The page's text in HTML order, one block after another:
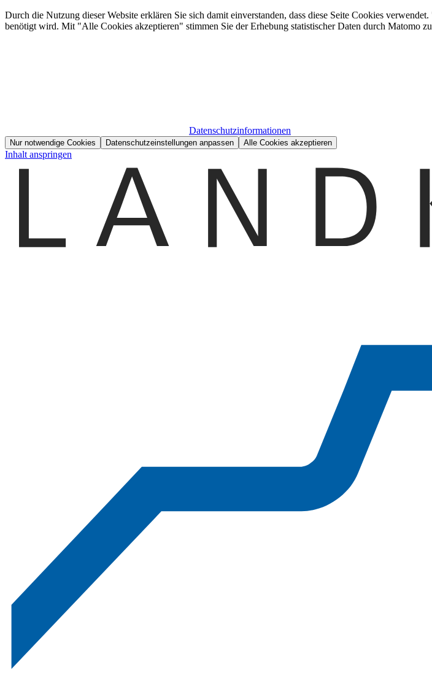
Durch die Nutzung dieser Website erklären Sie sich damit einverstanden, dass diese Seite Cookies
benötigt wird. Mit "Alle Cookies akzeptieren" stimmen Sie der Erhebung statistischer Daten durch Matomo
Datenschutzinformationen
Nur notwendige Cookies Datenschutzeinstellungen anpassen Alle Cookies akzeptieren
Inhalt anspringen